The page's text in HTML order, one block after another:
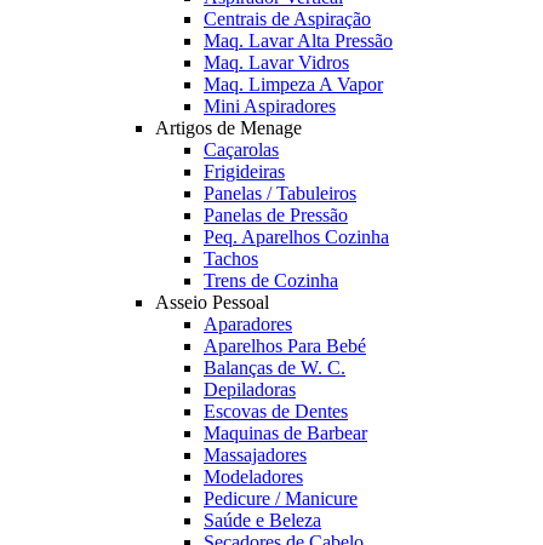
Centrais de Aspiração
Maq. Lavar Alta Pressão
Maq. Lavar Vidros
Maq. Limpeza A Vapor
Mini Aspiradores
Artigos de Menage
Caçarolas
Frigideiras
Panelas / Tabuleiros
Panelas de Pressão
Peq. Aparelhos Cozinha
Tachos
Trens de Cozinha
Asseio Pessoal
Aparadores
Aparelhos Para Bebé
Balanças de W. C.
Depiladoras
Escovas de Dentes
Maquinas de Barbear
Massajadores
Modeladores
Pedicure / Manicure
Saúde e Beleza